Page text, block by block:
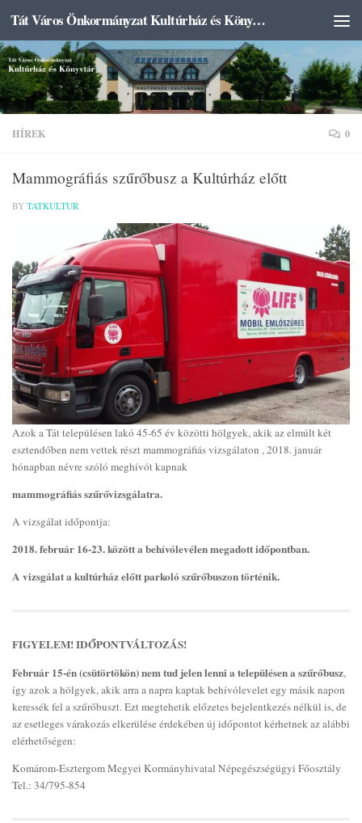
Skip to content Tát Város Önkormányzat Kultúrház és Könyvtár
HÍREK 0
Mammográfiás szűrőbusz a Kultúrház előtt
BY TATKULTUR
Azok a Tát településen lakó 45-65 év közötti hölgyek, akik az elmúlt két
esztendőben nem vettek részt mammográfiás vizsgálaton , 2018. január
hónapban névre szóló meghívót kapnak
mammográfiás szűrővizsgálatra.
A vizsgálat időpontja:
2018. február 16-23. között a behívólevélen megadott időpontban.
A vizsgálat a kultúrház előtt parkoló szűrőbuszon történik.
FIGYELEM! IDŐPONTVÁLTOZÁS!
Február 15-én (csütörtökön) nem tud jelen lenni a településen a szűrőbusz,
így azok a hölgyek, akik arra a napra kaptak behívólevelet egy másik napon
keressék fel a szűrőbuszt. Ezt megtehetik előzetes bejelentkezés nélkül is, de
az esetleges várakozás elkerülése érdekében új időpontot kérhetnek az alábbi
elérhetőségen:
Komárom-Esztergom Megyei Kormányhivatal Népegészségügyi Főosztály
Tel.: 34/795-854